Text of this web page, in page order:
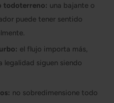
todoterreno: una bajante o
puede tener sentido
el flujo importa más,
legalidad siguen siendo
no sobredimensione todo